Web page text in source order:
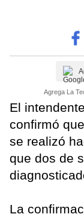
Agrega La
El
confirmó
se realizó
que dos de
La